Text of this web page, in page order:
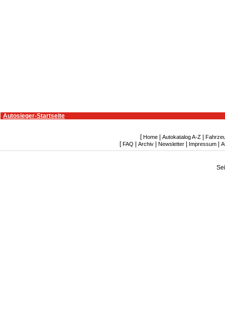
Autosieger-Startseite
[ Home| Autokatalog A-Z|
[ FAQ Archiv Newsletter Impressum